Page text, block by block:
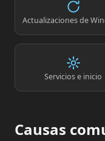
Actualizaciones de
Servicios e inicio
Causas